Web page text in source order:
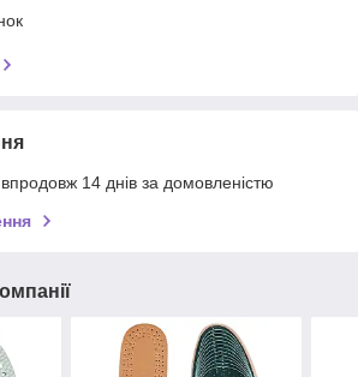
14 днів за домовленістю